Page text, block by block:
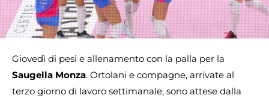
Giovedì di pesi e allenamento con la palla per la
Saugella Monza. Ortolani e compagne, arrivate al
terzo giorno di lavoro settimanale, sono attese dalla